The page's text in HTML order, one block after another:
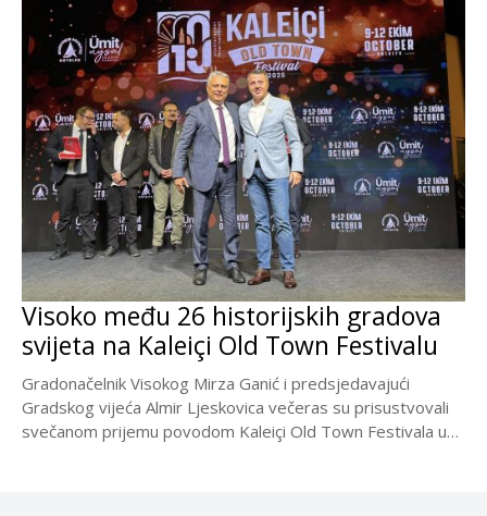
Visoko među 26 historijskih gradova
svijeta na Kaleiçi Old Town Festivalu
Gradonačelnik Visokog Mirza Ganić i predsjedavajući
Gradskog vijeća Almir Ljeskovica večeras su prisustvovali
svečanom prijemu povodom Kaleiçi Old Town Festivala u